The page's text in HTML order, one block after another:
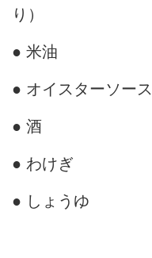
り）
● 米油
● オイスターソース
● 酒
● わけぎ
● しょうゆ